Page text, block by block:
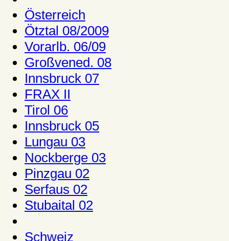
Österreich
Ötztal 08/2009
Vorarlb. 06/09
Großvened. 08
Innsbruck 07
FRAX II
Tirol 06
Innsbruck 05
Lungau 03
Nockberge 03
Pinzgau 02
Serfaus 02
Stubaital 02
Schweiz